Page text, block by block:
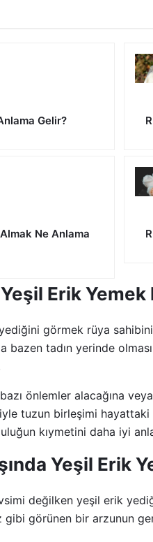
Gelir?
Ne Anlama
Erik
görmek rüya
bazen tadın yerinde
önlemler alacağına
tuzun birleşimi hayattaki
kıymetini daha iyi
Yeşil Erik
değilken yeşil erik
gibi görünen bir arzunun